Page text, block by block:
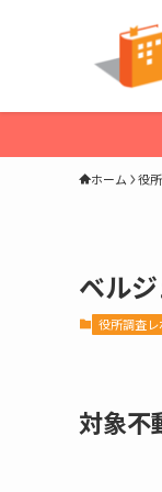
ホーム 役
ベル
役所調査レ
対象不